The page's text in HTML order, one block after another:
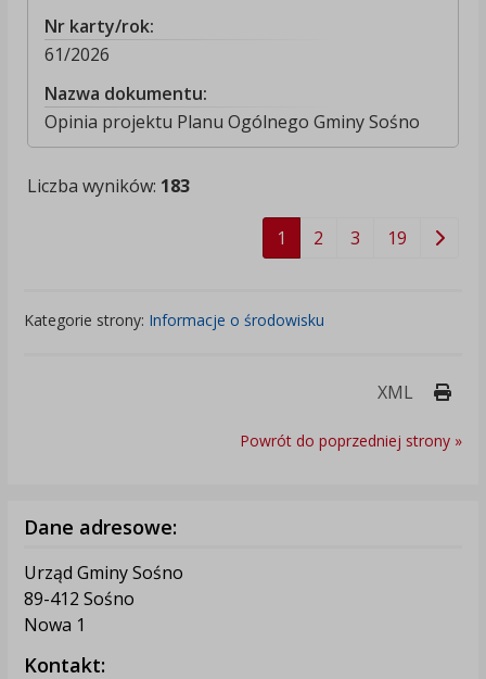
Nr karty/rok:
61/2026
Nazwa dokumentu:
Opinia projektu Planu Ogólnego Gminy Sośno
Liczba wyników: 183
1 2 3 19
Kategorie strony: Informacje o środowisku
XML
Powrót do poprzedniej strony »
Dane adresowe:
Urząd Gminy Sośno
89-412 Sośno
Nowa 1
Kontakt: